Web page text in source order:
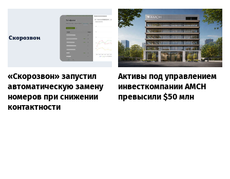
«Скорозвон» запустил
автоматическую замену
номеров при снижении
контактности
Активы под управлением
инвесткомпании AMCH
превысили $50 млн